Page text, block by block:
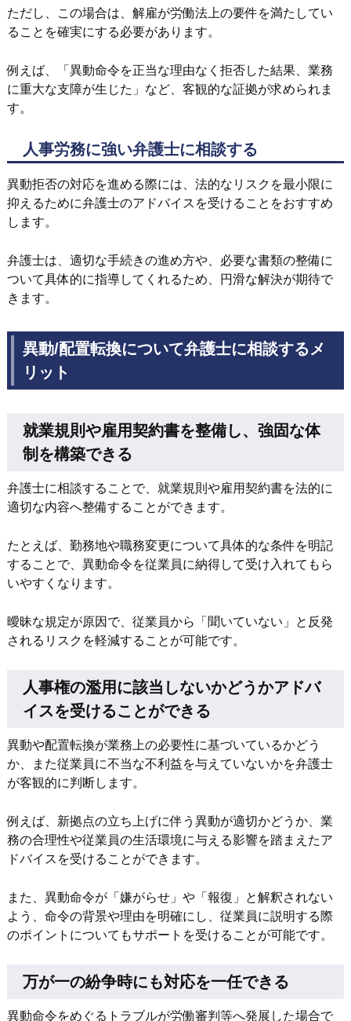
ただし、この場合は、解雇が労働法上の要件を満たしてい
ることを確実にする必要があります。
例えば、「異動命令を正当な理由なく拒否した結果、業務
に重大な支障が生じた」など、客観的な証拠が求められま
す。
人事労務に強い弁護士に相談する
異動拒否の対応を進める際には、法的なリスクを最小限に
抑えるために弁護士のアドバイスを受けることをおすすめ
します。
弁護士は、適切な手続きの進め方や、必要な書類の整備に
ついて具体的に指導してくれるため、円滑な解決が期待で
きます。
異動/配置転換について弁護士に相談するメ
リット
就業規則や雇用契約書を整備し、強固な体
制を構築できる
弁護士に相談することで、就業規則や雇用契約書を法的に
適切な内容へ整備することができます。
たとえば、勤務地や職務変更について具体的な条件を明記
することで、異動命令を従業員に納得して受け入れてもら
いやすくなります。
曖昧な規定が原因で、従業員から「聞いていない」と反発
されるリスクを軽減することが可能です。
人事権の濫用に該当しないかどうかアドバ
イスを受けることができる
異動や配置転換が業務上の必要性に基づいているかどう
か、また従業員に不当な不利益を与えていないかを弁護士
が客観的に判断します。
例えば、新拠点の立ち上げに伴う異動が適切かどうか、業
務の合理性や従業員の生活環境に与える影響を踏まえたア
ドバイスを受けることができます。
また、異動命令が「嫌がらせ」や「報復」と解釈されない
よう、命令の背景や理由を明確にし、従業員に説明する際
のポイントについてもサポートを受けることが可能です。
万が一の紛争時にも対応を一任できる
異動命令をめぐるトラブルが労働審判等へ発展した場合で